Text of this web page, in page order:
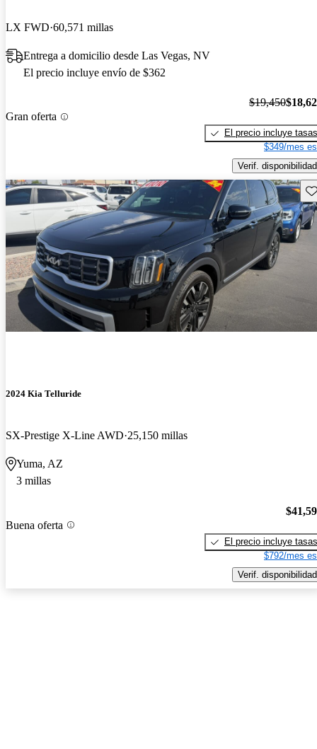
LX FWD 60,571 millas
Entrega a domicilio desde Las Vegas, NV
El precio incluye envío de $362
Gran oferta
$19,450
El precio incluye tasas
$349/mes
Verif. disponibilidad
2024 Kia Telluride
SX-Prestige X-Line AWD 25,150 millas
Yuma, AZ
3 millas
Buena oferta
El precio incluye tasas
$792/mes
Verif. disponibilidad